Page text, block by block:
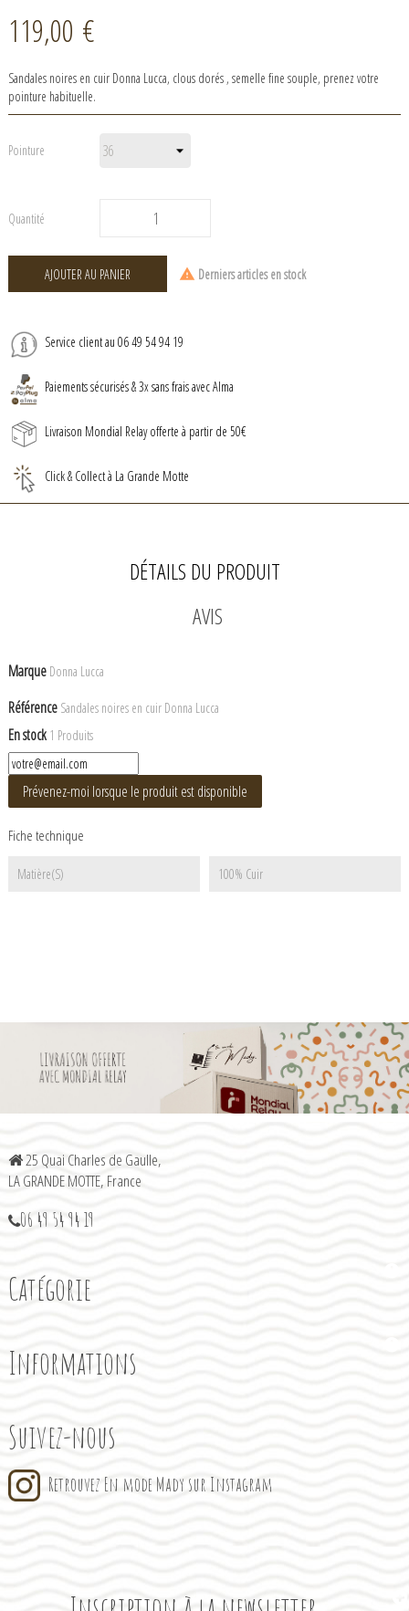
119,00 €
Sandales noires en cuir Donna Lucca, clous dorés , semelle fine souple, prenez votre
pointure habituelle.
Pointure
Quantité
AJOUTER AU PANIER Derniers articles en stock
Service client au 06 49 54 94 19
Paiements sécurisés & 3x sans frais avec Alma
Livraison Mondial Relay offerte à partir de 50€
Click & Collect à La Grande Motte
DÉTAILS DU PRODUIT
AVIS
Marque Donna Lucca
Référence Sandales noires en cuir Donna Lucca
En stock 1 Produits
Prévenez-moi lorsque le produit est disponible
Fiche technique
Matière(s) 100% Cuir
25 Quai Charles de Gaulle,
LA GRANDE MOTTE, France
06 49 54 94 19
Catégorie
Informations
Suivez-nous
Retrouvez En mode Mady sur Instagram